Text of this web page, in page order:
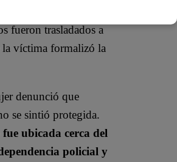
fueron trasladados a
víctima formalizó la
denunció que
se sintió protegida.
ubicada cerca del
policial y